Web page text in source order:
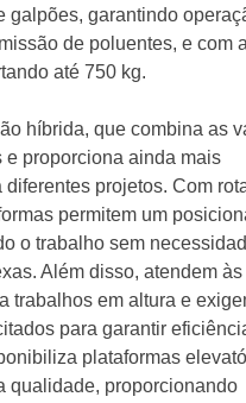
galpões, garantindo
de poluentes, e com
até 750 kg.
híbrida, que combina as
e proporciona ainda mais
projetos. Com
permitem um
o trabalho sem
Além disso, atendem
trabalhos em altura e
para garantir
plataformas
qualidade, proporcionando